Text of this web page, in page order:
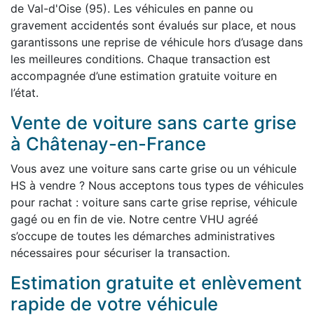
de Val-d'Oise (95). Les véhicules en panne ou
gravement accidentés sont évalués sur place, et nous
garantissons une reprise de véhicule hors d’usage dans
les meilleures conditions. Chaque transaction est
accompagnée d’une estimation gratuite voiture en
l’état.
Vente de voiture sans carte grise
à Châtenay-en-France
Vous avez une voiture sans carte grise ou un véhicule
HS à vendre ? Nous acceptons tous types de véhicules
pour rachat : voiture sans carte grise reprise, véhicule
gagé ou en fin de vie. Notre centre VHU agréé
s’occupe de toutes les démarches administratives
nécessaires pour sécuriser la transaction.
Estimation gratuite et enlèvement
rapide de votre véhicule